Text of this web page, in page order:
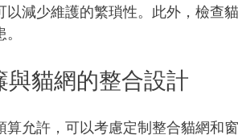
以減少維護的繁瑣性。此外，檢查
與貓網的整合設計
算允許，可以考慮定制整合貓網和